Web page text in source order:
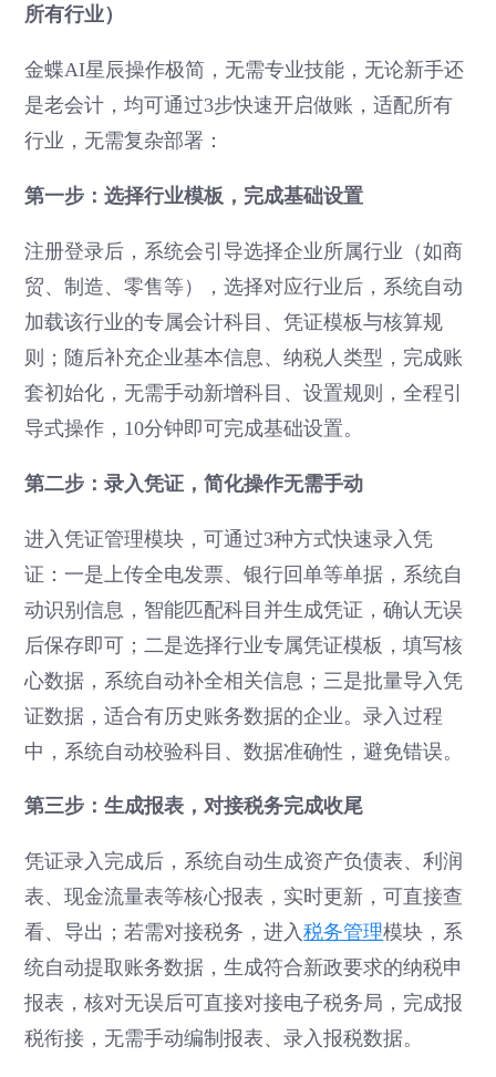
所有行业）
金蝶AI星辰操作极简，无需专业技能，无论新手还
是老会计，均可通过3步快速开启做账，适配所有
行业，无需复杂部署：
第一步：选择行业模板，完成基础设置
注册登录后，系统会引导选择企业所属行业（如商
贸、制造、零售等），选择对应行业后，系统自动
加载该行业的专属会计科目、凭证模板与核算规
则；随后补充企业基本信息、纳税人类型，完成账
套初始化，无需手动新增科目、设置规则，全程引
导式操作，10分钟即可完成基础设置。
第二步：录入凭证，简化操作无需手动
进入凭证管理模块，可通过3种方式快速录入凭
证：一是上传全电发票、银行回单等单据，系统自
动识别信息，智能匹配科目并生成凭证，确认无误
后保存即可；二是选择行业专属凭证模板，填写核
心数据，系统自动补全相关信息；三是批量导入凭
证数据，适合有历史账务数据的企业。录入过程
中，系统自动校验科目、数据准确性，避免错误。
第三步：生成报表，对接税务完成收尾
凭证录入完成后，系统自动生成资产负债表、利润
表、现金流量表等核心报表，实时更新，可直接查
看、导出；若需对接税务，进入税务管理模块，系
统自动提取账务数据，生成符合新政要求的纳税申
报表，核对无误后可直接对接电子税务局，完成报
税衔接，无需手动编制报表、录入报税数据。